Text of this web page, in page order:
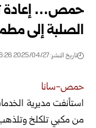
حمص… إعادة
الصلبة إلى
تاريخ النشر: 2025/04/27 6:26 مساءً
حمص-سانا
استأنفت مديرية
من مكبي تلكلخ